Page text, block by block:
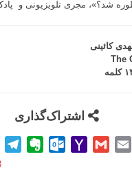
شد؟»، مجری تلویزیونی و
کائینی
The
اشتراک‌گذاری
Twitter
Email
Gmail
Yahoo